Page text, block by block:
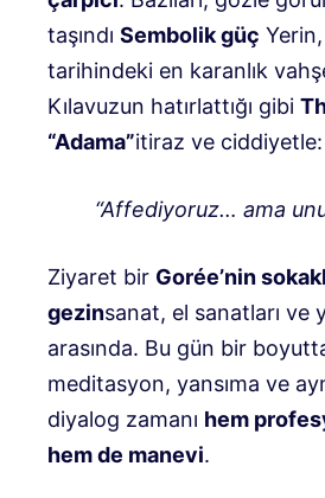
taşındı Sembolik güç
tarihindeki en karanlık
Kılavuzun hatırlattığı gibi
“Adama”itiraz ve ciddiyetle:
“Affediyoruz… ama
Ziyaret bir Gorée’nin
gezinsanat, el sanatları ve
arasında. Bu gün bir
meditasyon, yansıma ve
diyalog zamanı hem
hem de manevi.